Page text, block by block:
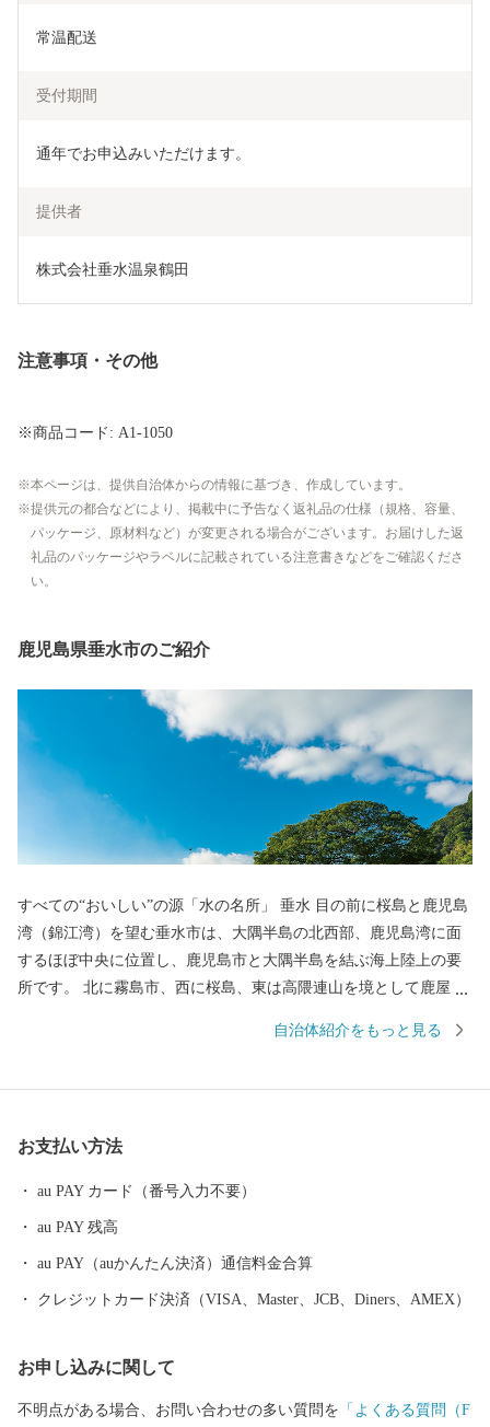
常温配送
受付期間
通年でお申込みいただけます。
提供者
株式会社垂水温泉鶴田
注意事項・その他
※商品コード: A1-1050
本ページは、提供自治体からの情報に基づき、作成しています。
提供元の都合などにより、掲載中に予告なく返礼品の仕様（規格、容量、
パッケージ、原材料など）が変更される場合がございます。お届けした返
礼品のパッケージやラベルに記載されている注意書きなどをご確認くださ
い。
鹿児島県垂水市のご紹介
すべての“おいしい”の源「水の名所」 垂⽔ ⽬の前に桜島と⿅児島
湾（錦江湾）を望む垂水市は、⼤隅半島の北⻄部、⿅児島湾に⾯
するほぼ中央に位置し、⿅児島市と⼤隅半島を結ぶ海上陸上の要
所です。 北に霧島市、⻄に桜島、東は⾼隈連⼭を境として⿅屋市
及ぶ海岸線を有し、ブリ・カンパチ等の養殖漁業が盛んに⾏われ
よく含む健康飲料⽔として親しまれ、市内には豊富な種類の温泉
水があります。同様に焼酎も特産品として高い評価を頂いてお
た魅力ある食材に恵まれています。 その他にも魅力ある特産品が
数多く御座います。ぜひご覧ください。
自治体紹介をもっと見る
お支払い方法
au PAY カード（番号入力不要）
au PAY 残高
au PAY（auかんたん決済）通信料金合算
クレジットカード決済（VISA、Master、JCB、Diners、AMEX）
お申し込みに関して
不明点がある場合、お問い合わせの多い質問を 「よくある質問（F